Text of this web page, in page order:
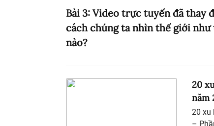
Bài 3: Video trực tuyến đã thay
cách chúng ta nhìn thế giới như
nào?
20
năm
20 xu
–